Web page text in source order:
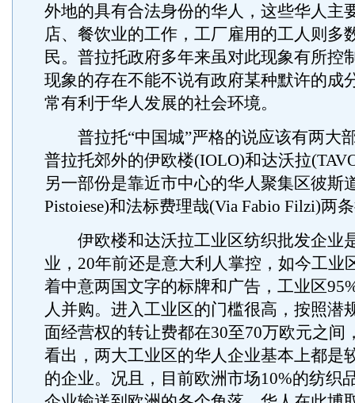
外地的具有合法身份的华人，这些华人主
店、餐饮业的工作，工厂雇用的工人则多
民。普拉托政府多年来虽对此现象有所控
现象的存在不能不说有政府某种默许的成
常有利于华人发展的社会环境。
普拉托“中国城”严格的说应该有两大
普拉托郊外的伊欧楼(IOLO)和达沃拉
另一部份是靠近市中心的华人聚集区彼斯
Pistoiese)和法标费理哉(Via Fabio Filzi)两
伊欧楼和达沃拉工业区纺织批发企业
业，20年前还是意大利人掌控，如今工业
着中意两国文字的标牌和广告，工业区
人并购。进入工业区的门槛很高，按照潜
面经营权的转让费都在30至70万欧元之间
看出，两大工业区的华人企业基本上都是
的企业。况且，目前欧洲市场10%的纺织